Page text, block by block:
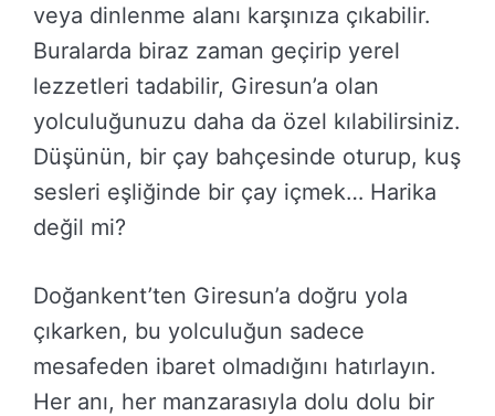
veya dinlenme alanı karşınıza çıkabilir.
Buralarda biraz zaman geçirip yerel
lezzetleri tadabilir, Giresun’a olan
yolculuğunuzu daha da özel kılabilirsiniz.
Düşünün, bir çay bahçesinde oturup, kuş
sesleri eşliğinde bir çay içmek… Harika
değil mi?
Doğankent’ten Giresun’a doğru yola
çıkarken, bu yolculuğun sadece
mesafeden ibaret olmadığını hatırlayın.
Her anı, her manzarasıyla dolu dolu bir